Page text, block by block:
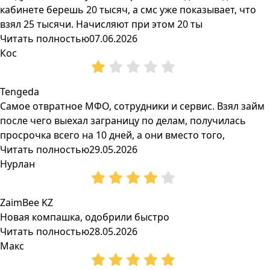
кабинете берешь 20 тысяч, а смс уже показывает, что
взял 25 тысячи. Начисляют при этом 20 ты
Читать полностью07.06.2026
Кос
Tengeda
Самое отвратное МФО, сотрудники и сервис. Взял займ
после чего выехал заграницу по делам, получилась
просрочка всего на 10 дней, а они вместо того,
Читать полностью29.05.2026
Нурлан
ZaimBee KZ
Новая компашка, одобрили быстро
Читать полностью28.05.2026
Макс